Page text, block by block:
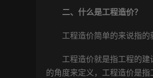
二、什么是工程造价？
工程造价简单的来说指的就
工程造价就是指工程的建
的角度来定义，工程造价是